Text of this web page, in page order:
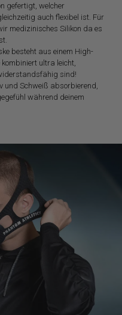
gefertigt, welcher
auch flexibel ist. Für
medizinisches Silikon da es
besteht aus einem High-
kombiniert ultra leicht,
sind!
und Schweiß absorbierend,
während deinem